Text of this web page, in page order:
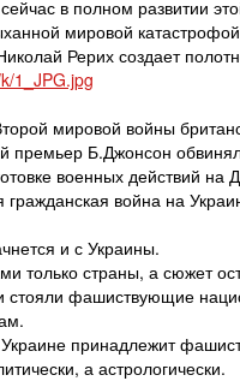
в полном развитии
мировой
Рерих создает
1_JPG.jpg
мировой войны
премьер Б.Джонсон
военных действий на
война на
и с Украины.
только страны, а сюжет
стояли фашиствующие
принадлежит
а астрологически.